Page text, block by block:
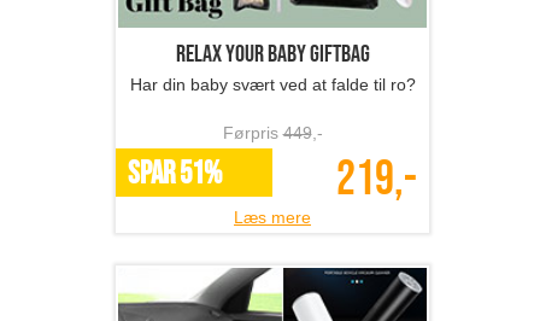
Relax your baby giftbag
Har din baby svært ved at falde til ro?
Førpris449,-
SPAR 51% 219,-
Læs mere